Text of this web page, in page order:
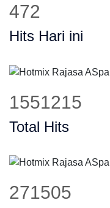
570
Hits Hari ini
1873165
Total Hits
330998